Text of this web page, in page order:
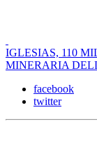
IGLESIAS, 110
MINERARIA
facebook
twitter